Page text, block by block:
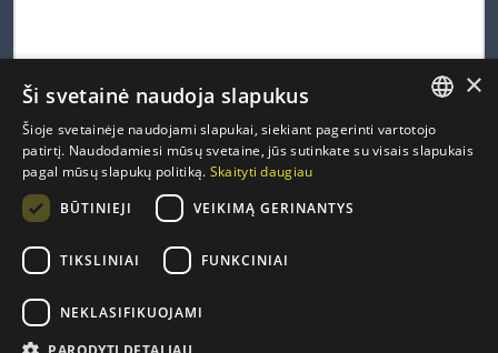
0 iš 600 leistinų simbolių
CAPTCHA
PRIVATUMO
POLITIKA
politika .*
LITHUANIAN
×
Ši svetainė naudoja slapukus
Šioje svetainėje naudojami slapukai, siekiant pagerinti vartotojo
patirtį. Naudodamiesi mūsų svetaine, jūs sutinkate su visais slapukais
pagal mūsų slapukų politiką. Skaityti daugiau
BŪTINIEJI
VEIKIMĄ GERINANTYS
TIKSLINIAI FUNKCINIAI
NEKLASIFIKUOJAMI